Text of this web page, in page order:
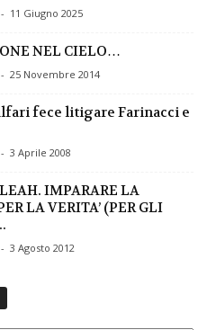
- 11 Giugno 2025
NEL CIELO…
- 25 Novembre 2014
fece litigare Farinacci e
- 3 Aprile 2008
IMPARARE LA
LA VERITA’ (PER GLI
- 3 Agosto 2012